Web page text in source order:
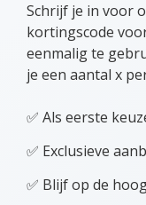
Schrijf je in voor
kortingscode
eenmalig te
je een aantal x
✅ Als eerste
✅ Exclusieve
✅ Blijf op de